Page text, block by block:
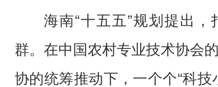
海南“十五五”规划提出
群。在中国农村专业技术协会
协的统筹推动下，一个个“科技